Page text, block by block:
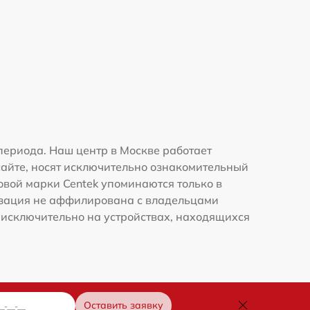
Наш центр в Москве работает
носят исключительно ознакомительный
марки Centek упоминаются только в
не аффилирована с владельцами
на устройствах, находящихся
Оставить заявку